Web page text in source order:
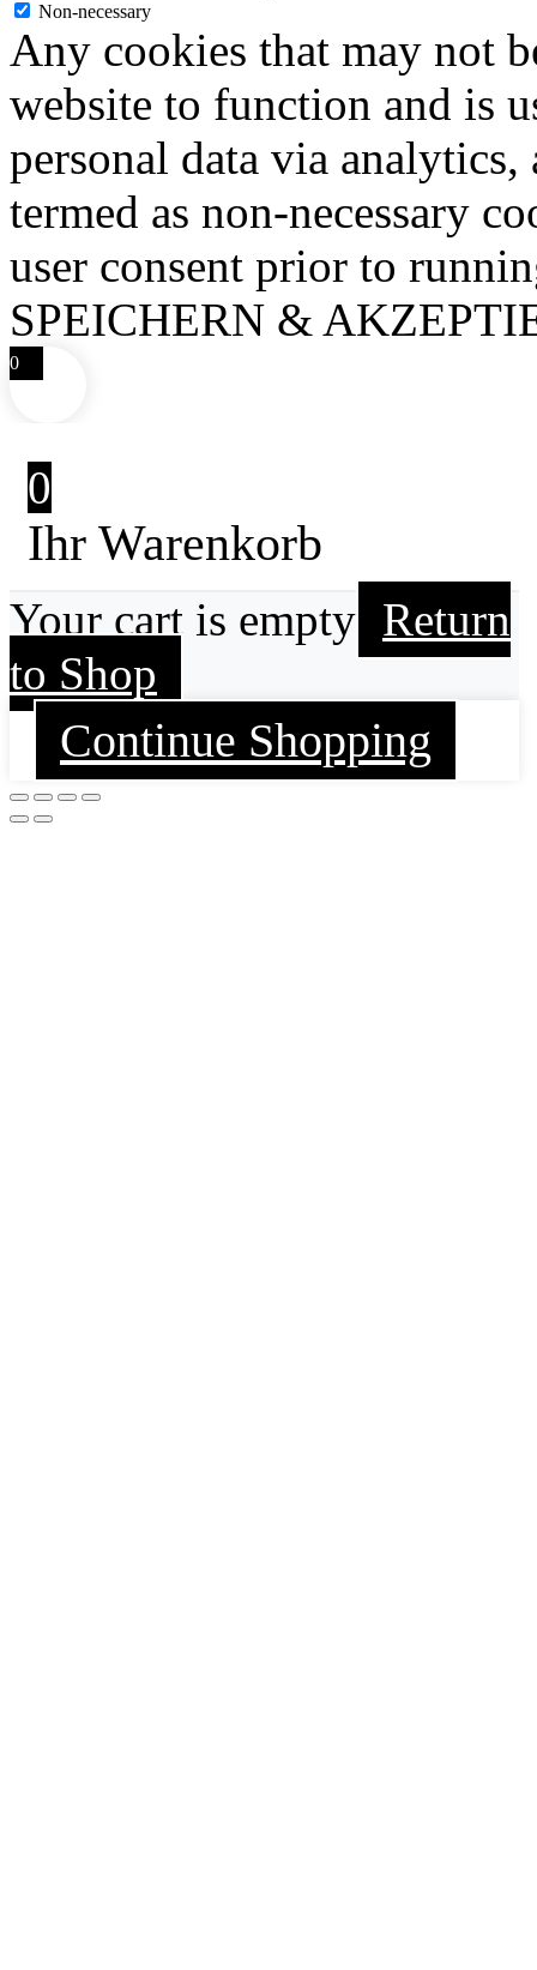
Non-necessary
Any cookies that may not
website to function and is
personal data via analytics,
termed as non-necessary
user consent prior to
SPEICHERN &
0
0
Ihr Warenkorb
Your cart is empty Return
to Shop
Continue Shopping